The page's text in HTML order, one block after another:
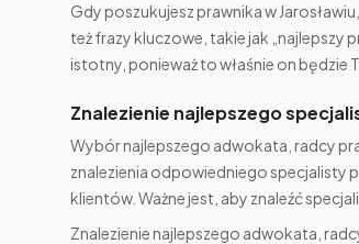
Gdy poszukujesz prawnika w
też frazy kluczowe, takie jak „najlepszy
istotny, ponieważ to właśnie on będzie
Znalezienie najlepszego
Wybór najlepszego adwokata, radcy
znalezienia odpowiedniego specjalisty
klientów. Ważne jest, aby znaleźć
Znalezienie najlepszego adwokata,